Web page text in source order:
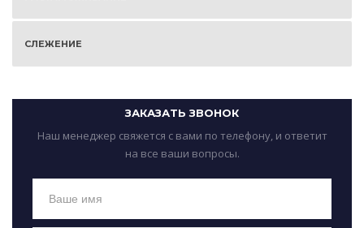
СЛЕЖЕНИЕ
ЗАКАЗАТЬ ЗВОНОК
Наш менеджер свяжется с вами по телефону, и ответит
на все ваши вопросы.